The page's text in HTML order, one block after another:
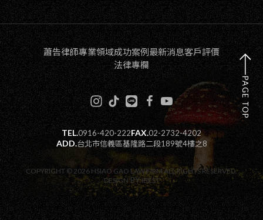
蕭告律師專業領域成功案例最新消息客戶評價
法律專欄
TEL.0916-420-222FAX.02-2732-4202
ADD.台北市信義區基隆路二段189號4樓之8
COPYRIGHT ©2026 HSIAO GAO LAW FIRM ALL RIGHTS RESERVED.
DESIGN BY IBEST
PAGE TOP